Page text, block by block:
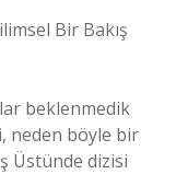
Bir Bakış
beklenmedik
neden böyle bir
Üstünde dizisi